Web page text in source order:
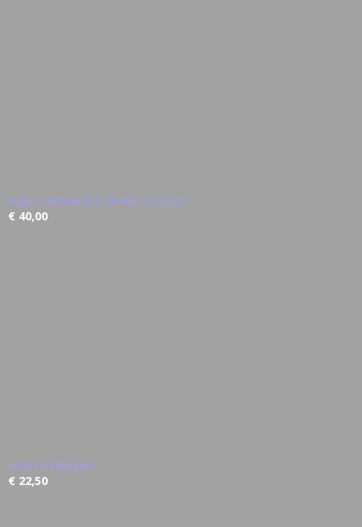
Super Outboard 2-stroke oil Eurol
€ 40,00
Houten klompen
€ 22,50